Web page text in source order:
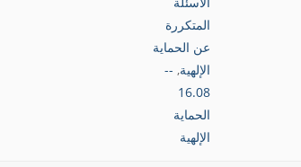
المتكررة
عن الحماية
الإلهية,
--
16.08
الحماية
الإلهية